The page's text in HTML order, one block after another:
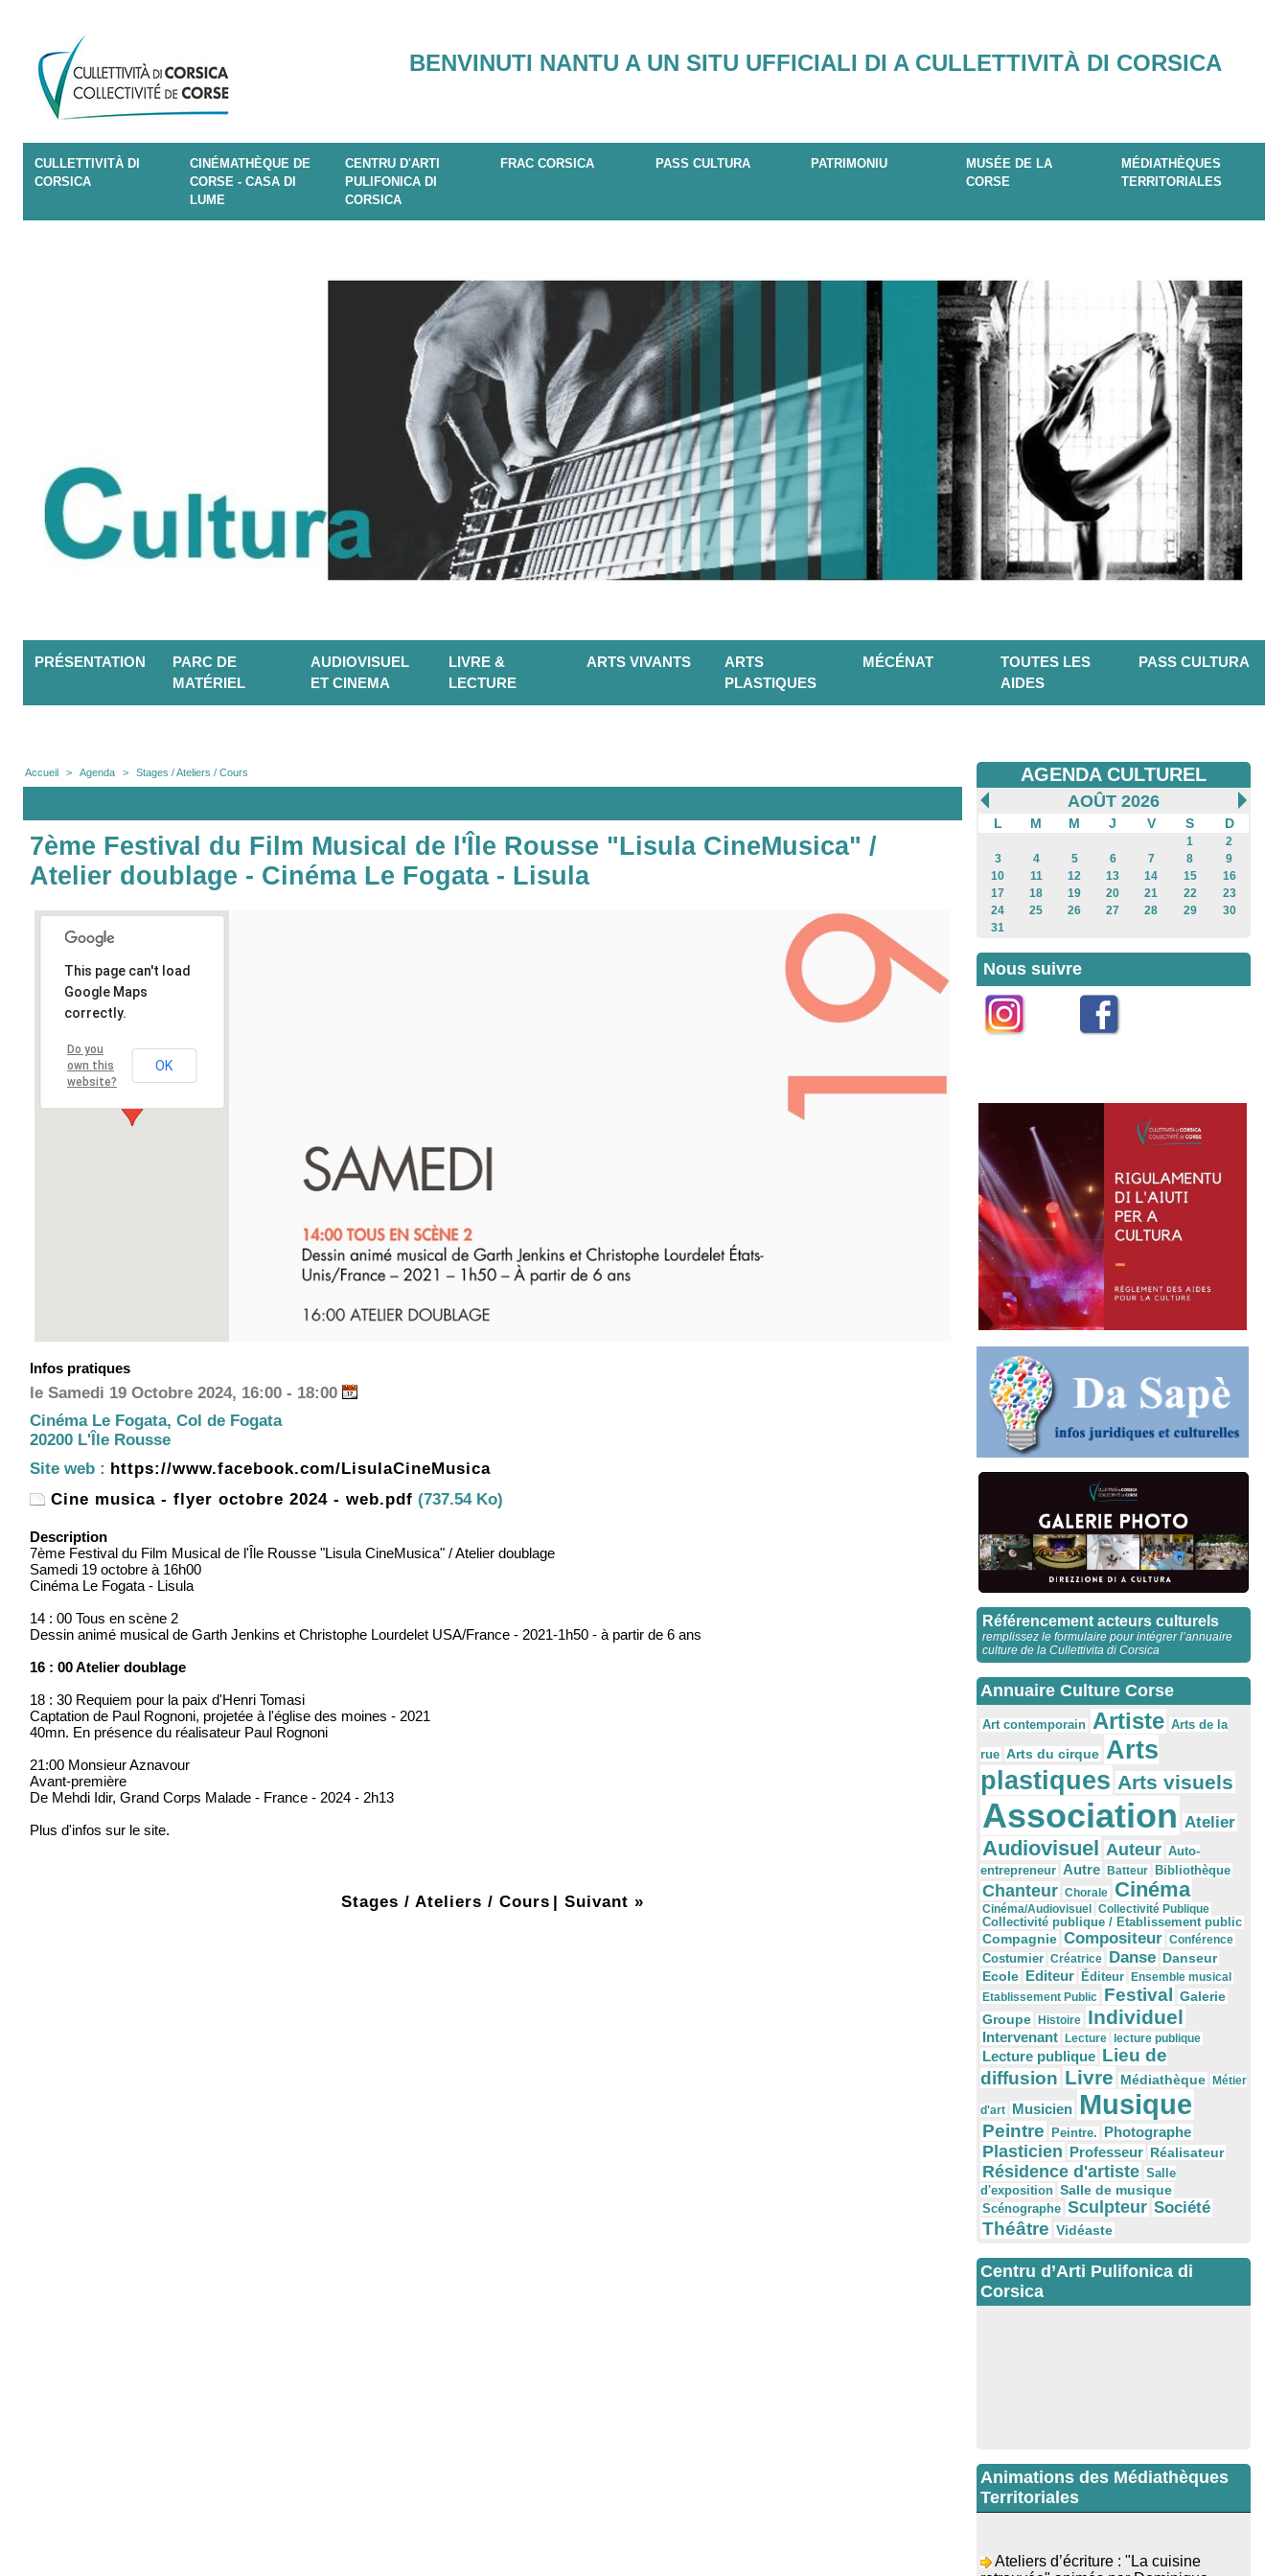
BENVINUTI NANTU A UN SITU UFFICIALI DI A CULLETTIVITÀ DI CORSICA
CULLETTIVITÀ DI
CORSICA
CINÉMATHÈQUE DE
CORSE - CASA DI
LUME
CENTRU D'ARTI
PULIFONICA DI
CORSICA
FRAC CORSICA PASS CULTURA PATRIMONIU
MUSÉE DE LA
CORSE
MÉDIATHÈQUES
TERRITORIALES
PRÉSENTATION
PARC DE
MATÉRIEL
AUDIOVISUEL
ET CINEMA
LIVRE &
LECTURE
ARTS VIVANTS
ARTS
PLASTIQUES
MÉCÉNAT
TOUTES LES
AIDES
PASS CULTURA
Accueil > Agenda > Stages / Ateliers / Cours
7ème Festival du Film Musical de l'Île Rousse "Lisula CineMusica" /
Atelier doublage - Cinéma Le Fogata - Lisula
This page can't load
Google Maps
correctly.
Do you
own this
website?
OK
Infos pratiques
le Samedi 19 Octobre 2024, 16:00 - 18:00
Cinéma Le Fogata, Col de Fogata
20200 L'Île Rousse
Site web : https://www.facebook.com/LisulaCineMusica
Cine musica - flyer octobre 2024 - web.pdf (737.54 Ko)
Description
7ème Festival du Film Musical de l'Île Rousse "Lisula CineMusica" / Atelier doublage
Samedi 19 octobre à 16h00
Cinéma Le Fogata - Lisula
14 : 00 Tous en scène 2
Dessin animé musical de Garth Jenkins et Christophe Lourdelet USA/France - 2021-1h50 - à partir de 6 ans
16 : 00 Atelier doublage
18 : 30 Requiem pour la paix d'Henri Tomasi
Captation de Paul Rognoni, projetée à l'église des moines - 2021
40mn. En présence du réalisateur Paul Rognoni
21:00 Monsieur Aznavour
Avant-première
De Mehdi Idir, Grand Corps Malade - France - 2024 - 2h13
Plus d'infos sur le site.
Stages / Ateliers / Cours | Suivant »
AGENDA CULTUREL
AOÛT 2026
L M M J V S D
1
2
3
4 5 6 7 8
9
10
11 12 13 14 15
16
17
18 19 20 21 22
23
24
25 26 27 28 29
30
31
Nous suivre
Référencement acteurs culturels
remplissez le formulaire pour intégrer l’annuaire
culture de la Cullettivita di Corsica
Annuaire Culture Corse
Art contemporain Artiste Arts de la
rue Arts du cirque Arts
plastiques Arts visuels
Association Atelier
Audiovisuel Auteur Auto-
entrepreneur Autre Batteur Bibliothèque
Chanteur Chorale Cinéma
Cinéma/Audiovisuel
Collectivité Publique
Collectivité publique / Etablissement public
Compagnie Compositeur Conférence
Costumier Créatrice Danse Danseur
Ecole Editeur Éditeur
Ensemble musical
Etablissement Public Festival Galerie
Groupe
Histoire Individuel
Intervenant Lecture lecture publique
Lecture publique Lieu de
diffusion Livre Médiathèque Métier
d'art Musicien Musique
Peintre Peintre. Photographe
Plasticien Professeur Réalisateur
Résidence d'artiste Salle
d'exposition Salle de musique
Scénographe Sculpteur Société
Théâtre Vidéaste
Centru d’Arti Pulifonica di
Corsica
Animations des Médiathèques
Territoriales
retrouvée" animés par Dominique